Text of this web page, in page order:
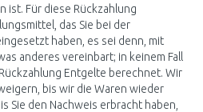
ist. Für diese Rückzahlung
das Sie bei der
haben, es sei denn, mit
anderes vereinbart; in keinem Fall
Entgelte berechnet. Wir
bis wir die Waren wieder
Sie den Nachweis erbracht haben,